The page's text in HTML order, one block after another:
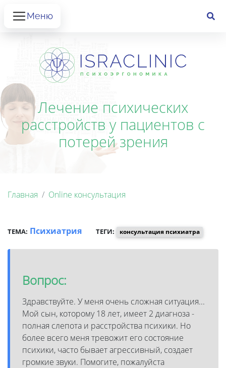
Меню
Лечение психических
расстройств у пациентов с
потерей зрения
Главная Online консультация
ТЕМА: Психиатрия ТЕГИ: консультация психиатра
Вопрос:
Здравствуйте. У меня очень сложная ситуация...
Мой сын, которому 18 лет, имеет 2 диагноза -
полная слепота и расстройства психики. Но
более всего меня тревожит его состояние
психики, часто бывает агрессивный, создает
громкие звуки. Помогите, пожалуйста